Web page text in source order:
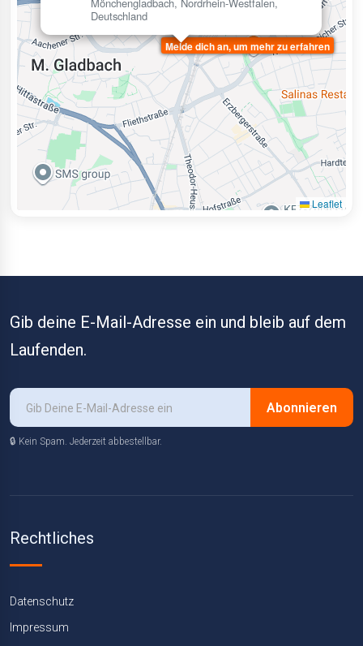
Melde dich an, um mehr zu erfahren
Deutschland
Leaflet
Gib deine E-Mail-Adresse ein und bleib auf dem
Laufenden.
Abonnieren
🔒 Kein Spam. Jederzeit abbestellbar.
Rechtliches
Datenschutz
Impressum